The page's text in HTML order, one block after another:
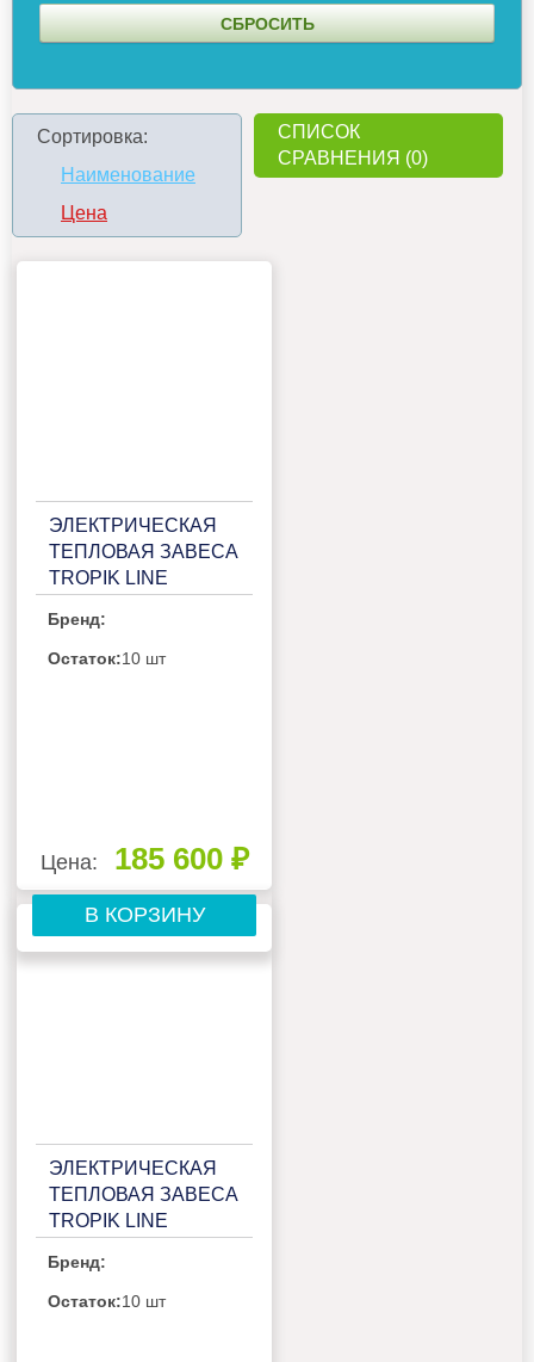
Сортировка:
Наименование
Цена
СПИСОК
СРАВНЕНИЯ (0)
ЭЛЕКТРИЧЕСКАЯ
ТЕПЛОВАЯ ЗАВЕСА
TROPIK LINE
Бренд:
Остаток:10 шт
Цена: 185 600 ₽
В КОРЗИНУ
ЭЛЕКТРИЧЕСКАЯ
ТЕПЛОВАЯ ЗАВЕСА
TROPIK LINE
Бренд:
Остаток:10 шт